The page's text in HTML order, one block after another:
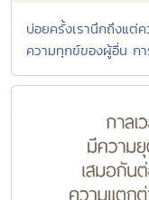
บ่อยครั้งเรานึกถึงแต่
ความทุกข์ของผู้อื่น กา